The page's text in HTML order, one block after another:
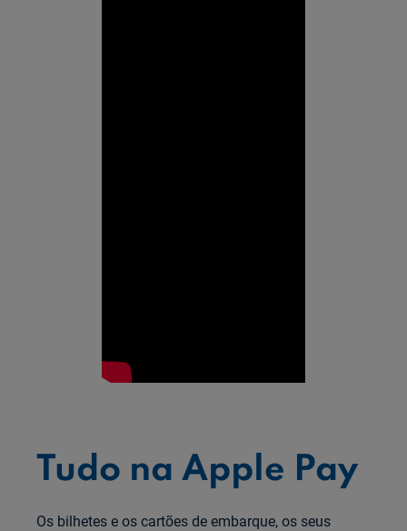
Tudo na Apple Pay
Os bilhetes e os cartões de embarque, os seus